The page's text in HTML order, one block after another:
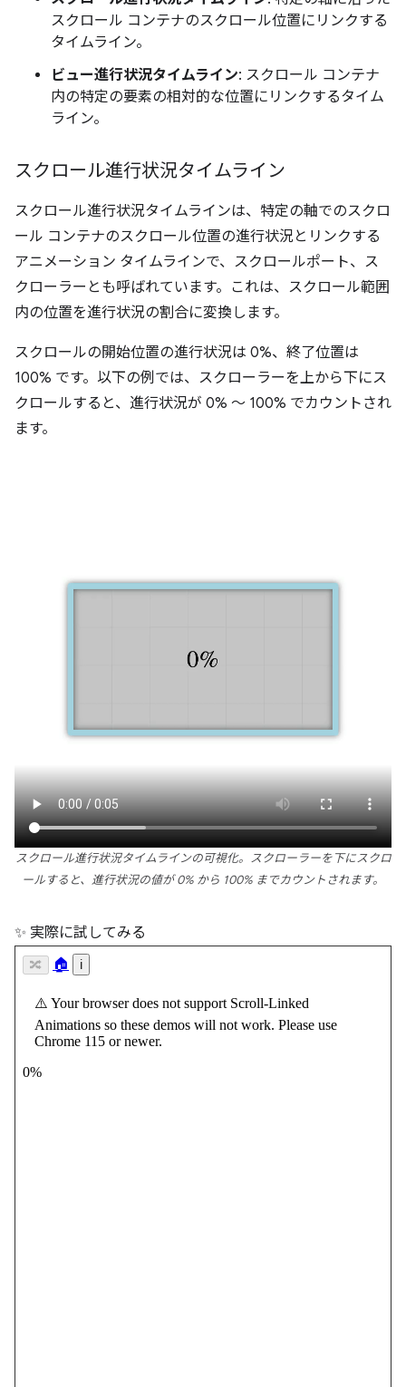
スクロール コンテナのスクロール位置にリンクする
タイムライン。
ビュー進行状況タイムライン: スクロール コンテナ
内の特定の要素の相対的な位置にリンクするタイム
ライン。
スクロール進行状況タイムライン
スクロール進行状況タイムラインは、特定の軸でのスクロ
ール コンテナのスクロール位置の進行状況とリンクする
アニメーション タイムラインで、スクロールポート、ス
クローラーとも呼ばれています。
これは、スクロール範囲
内の位置を進行状況の割合に変換します。
スクロールの開始位置の進行状況は 0%、終了位置は
100% です。以下の例では、スクローラーを上から下にス
クロールすると、進行状況が 0% ～ 100% でカウントされ
ます。
スクロール進行状況タイムラインの可視化。スクローラーを下にスクロ
ールすると、進行状況の値が 0% から 100% までカウントされます。
✨ 実際に試してみる